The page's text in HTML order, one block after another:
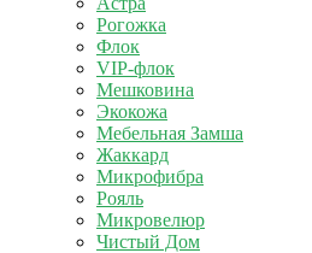
Рогожка
Флок
VIP-флок
Мешковина
Экокожа
Мебельная Замша
Жаккард
Микрофибра
Рояль
Микровелюр
Чистый Дом